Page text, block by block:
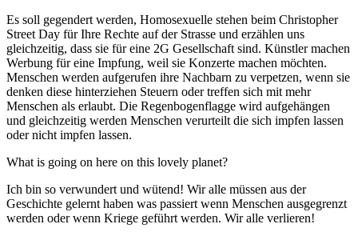
Es soll gegendert werden, Homosexuelle stehen beim Christopher
Street Day für Ihre Rechte auf der Strasse und erzählen uns
gleichzeitig, dass sie für eine 2G Gesellschaft sind. Künstler machen
Werbung für eine Impfung, weil sie Konzerte machen möchten.
Menschen werden aufgerufen ihre Nachbarn zu verpetzen, wenn sie
denken diese hinterziehen Steuern oder treffen sich mit mehr
Menschen als erlaubt. Die Regenbogenflagge wird aufgehängen
und gleichzeitig werden Menschen verurteilt die sich impfen lassen
oder nicht impfen lassen.
What is going on here on this lovely planet?
Ich bin so verwundert und wütend! Wir alle müssen aus der
Geschichte gelernt haben was passiert wenn Menschen ausgegrenzt
werden oder wenn Kriege geführt werden. Wir alle verlieren!